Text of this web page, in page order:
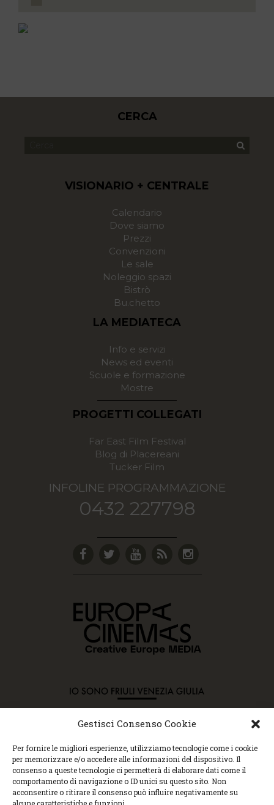
Gestisci Consenso Cookie
Per fornire le migliori esperienze, utilizziamo tecnologie come i cookie
per memorizzare e/o accedere alle informazioni del dispositivo. Il
consenso a queste tecnologie ci permetterà di elaborare dati come il
comportamento di navigazione o ID unici su questo sito. Non
acconsentire o ritirare il consenso può influire negativamente su
CERCA
VISIONARIO + CENTRALE
Calendario
Dove siamo
Prezzi
Convenzioni
Le sale
Noleggio spazi
Bistrò
Bu.chetto
LA MEDIATECA
Info e servizi
News ed eventi
Scuole e formazione
Mostre
PROGETTI COLLEGATI
Far East Film Festival
Blog di Placereani
Tucker Film
INFOLINE PROGRAMMAZIONE
0432 227798
Copyright © 2015 Cec, Tutti i diritti riservati. Nessun
contenuto può essere copiato o manipolato. Accedendo al
sito approvi la Policy sulla privacy e la Policy sui
contenuti.
Centro espressioni cinematografiche, via Villalta, 24 |
33100 Udine | tel. 0432 299545 | P.Iva 01295290306 |